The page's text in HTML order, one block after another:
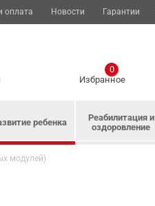
оплата Новости Гарантии
Избранное
0
ребенка
Реабилитация и
оздоровление
модулей)